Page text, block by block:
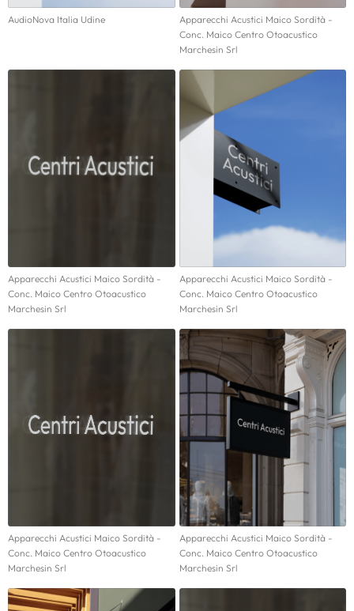
AudioNova Italia Udine
Apparecchi Acustici Maico Sordità -
Conc. Maico Centro Otoacustico
Marchesin Srl
Apparecchi Acustici Maico Sordità -
Conc. Maico Centro Otoacustico
Marchesin Srl
Apparecchi Acustici Maico Sordità -
Conc. Maico Centro Otoacustico
Marchesin Srl
Apparecchi Acustici Maico Sordità -
Conc. Maico Centro Otoacustico
Marchesin Srl
Apparecchi Acustici Maico Sordità -
Conc. Maico Centro Otoacustico
Marchesin Srl